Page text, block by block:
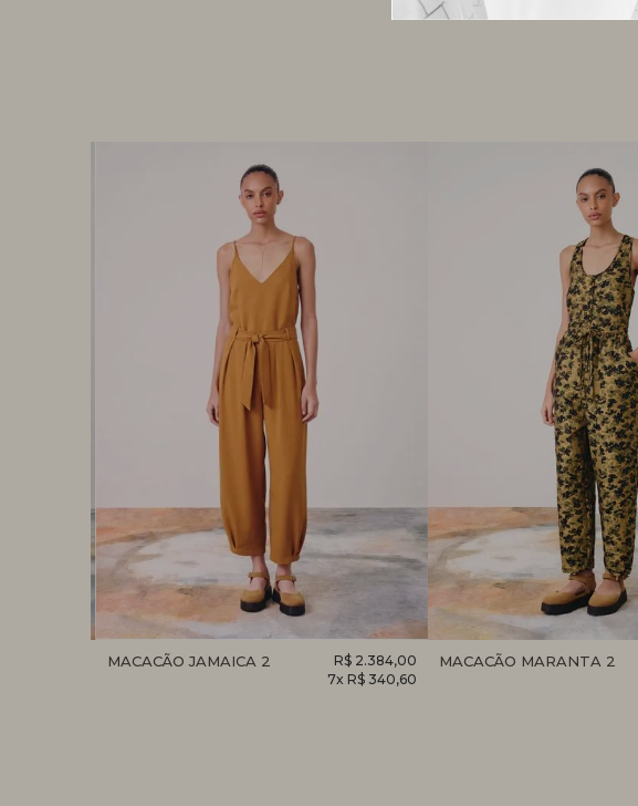
MACACÃO JAMAICA 2
R$ 2.384,00
7x R$ 340,60
MACACÃO MARANTA 2